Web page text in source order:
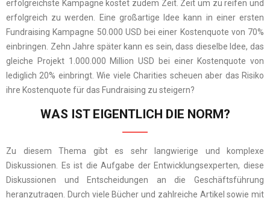
erfolgreichste Kampagne kostet zudem Zeit. Zeit um zu reifen und
erfolgreich zu werden. Eine großartige Idee kann in einer ersten
Fundraising Kampagne 50.000 USD bei einer Kostenquote von 70%
einbringen. Zehn Jahre später kann es sein, dass dieselbe Idee, das
gleiche Projekt 1.000.000 Million USD bei einer Kostenquote von
lediglich 20% einbringt. Wie viele Charities scheuen aber das Risiko
ihre Kostenquote für das Fundraising zu steigern?
WAS IST EIGENTLICH DIE NORM?
Zu diesem Thema gibt es sehr langwierige und komplexe
Diskussionen. Es ist die Aufgabe der Entwicklungsexperten, diese
Diskussionen und Entscheidungen an die Geschäftsführung
heranzutragen. Durch viele Bücher und zahlreiche Artikel sowie mit